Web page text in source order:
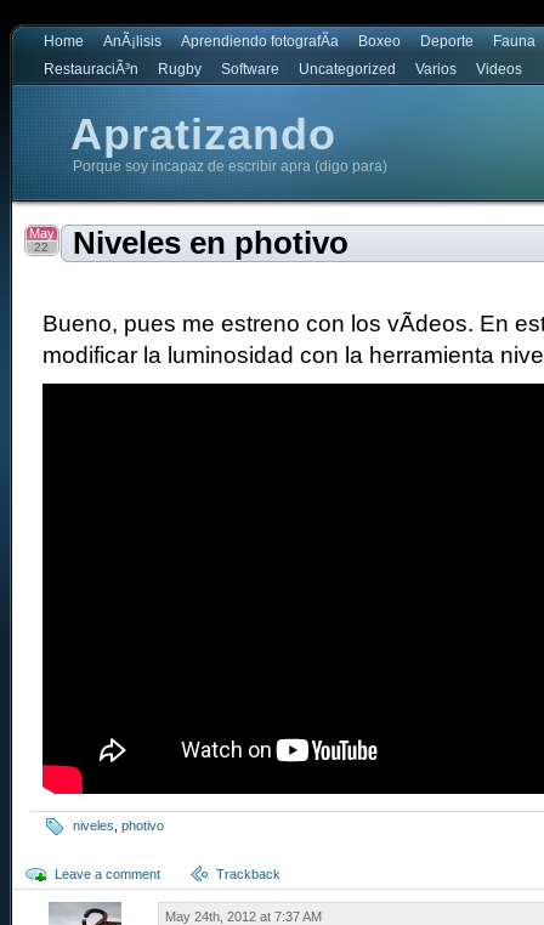
Home AnÃ¡lisis Aprendiendo fotografÃ­a Boxeo Deporte
Fauna
RestauraciÃ³n
Rugby Software Uncategorized Varios Videos
Apratizando
Porque soy incapaz de escribir apra (digo para)
Niveles en photivo
May
22
Bueno, pues me estreno con los vÃ­deos. En
modificar la luminosidad con la herramienta
niveles photivo
Leave a comment Trackback
May 24th, 2012 at 7:37 AM